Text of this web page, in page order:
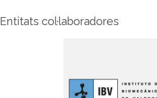
Entitats col·laboradores